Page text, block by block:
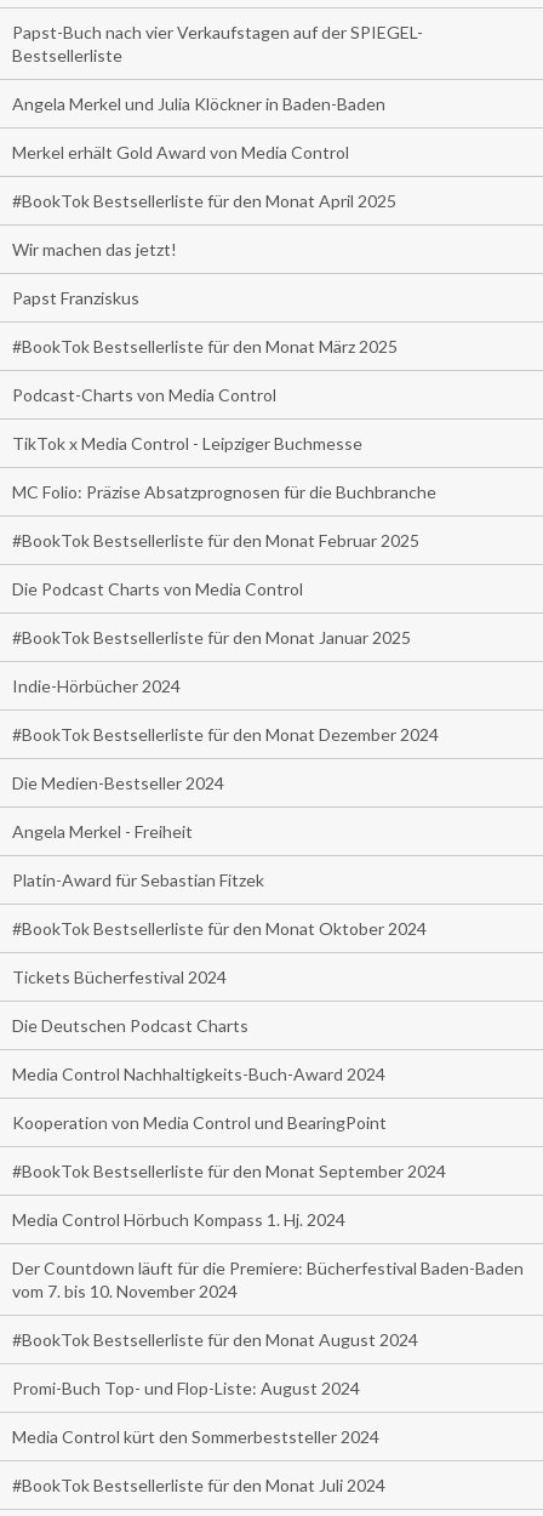
Papst-Buch nach vier Verkaufstagen auf der SPIEGEL-
Bestsellerliste
Angela Merkel und Julia Klöckner in Baden-Baden
Merkel erhält Gold Award von Media Control
#BookTok Bestsellerliste für den Monat April 2025
Wir machen das jetzt!
Papst Franziskus
#BookTok Bestsellerliste für den Monat März 2025
Podcast-Charts von Media Control
TikTok x Media Control - Leipziger Buchmesse
MC Folio: Präzise Absatzprognosen für die Buchbranche
#BookTok Bestsellerliste für den Monat Februar 2025
Die Podcast Charts von Media Control
#BookTok Bestsellerliste für den Monat Januar 2025
Indie-Hörbücher 2024
#BookTok Bestsellerliste für den Monat Dezember 2024
Die Medien-Bestseller 2024
Angela Merkel - Freiheit
Platin-Award für Sebastian Fitzek
#BookTok Bestsellerliste für den Monat Oktober 2024
Tickets Bücherfestival 2024
Die Deutschen Podcast Charts
Media Control Nachhaltigkeits-Buch-Award 2024
Kooperation von Media Control und BearingPoint
#BookTok Bestsellerliste für den Monat September 2024
Media Control Hörbuch Kompass 1. Hj. 2024
Der Countdown läuft für die Premiere: Bücherfestival Baden-Baden
vom 7. bis 10. November 2024
#BookTok Bestsellerliste für den Monat August 2024
Promi-Buch Top- und Flop-Liste: August 2024
Media Control kürt den Sommerbeststeller 2024
#BookTok Bestsellerliste für den Monat Juli 2024